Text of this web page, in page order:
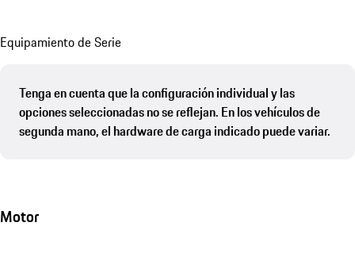
Equipamiento de Serie
Tenga en cuenta que la configuración individual y las
opciones seleccionadas no se reflejan. En los vehículos de
segunda mano, el hardware de carga indicado puede variar.
Motor